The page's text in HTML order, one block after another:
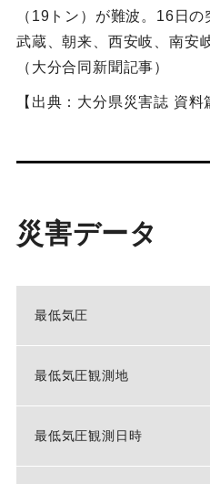
（19トン）が難波。16日
武蔵、朝来、西安岐、南安
（大分合同新聞記事）
【出典：大分県災害誌 資料
災害データ
最低気圧
最低気圧観測地
最低気圧観測日時